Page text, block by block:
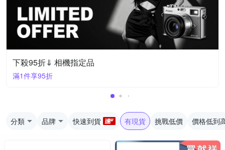
下殺95折⇓ 相機指定品
滿1件享95折
分類 品牌 快速到貨 有現貨 挑戰低價 價格低到